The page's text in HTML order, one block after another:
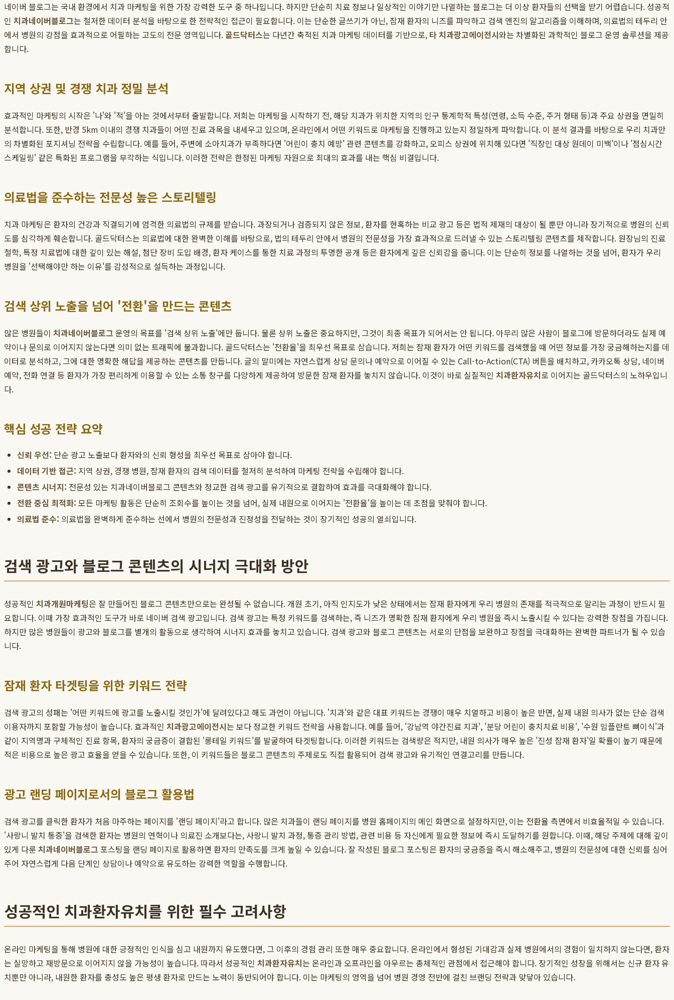
네이버 블로그는 국내 환경에서 치과 마케팅을 위한 가장 강력한 도구 중 하나입니다. 하지만 단순히 치료 정보나 일상적인 이야기만 나열하는 블로그는 더 이상 환자들의 선택을 받기 어렵습니다. 성공적
인 치과네이버블로그는 철저한 데이터 분석을 바탕으로 한 전략적인 접근이 필요합니다. 이는 단순한 글쓰기가 아닌, 잠재 환자의 니즈를 파악하고 검색 엔진의 알고리즘을 이해하며, 의료법의 테두리 안
에서 병원의 강점을 효과적으로 어필하는 고도의 전문 영역입니다. 골드닥터스는 다년간 축적된 치과 마케팅 데이터를 기반으로, 타치과광고에이전시와는 차별화된 과학적인 블로그 운영 솔루션을 제공
합니다.
지역 상권 및 경쟁 치과 정밀 분석
효과적인 마케팅의 시작은 '나'와 '적'을 아는 것에서부터 출발합니다. 저희는 마케팅을 시작하기 전, 해당 치과가 위치한 지역의 인구 통계학적 특성(연령, 소득 수준, 주거 형태 등)과 주요 상권을 면밀히
분석합니다. 또한, 반경 5km 이내의 경쟁 치과들이 어떤 진료 과목을 내세우고 있으며, 온라인에서 어떤 키워드로 마케팅을 진행하고 있는지 정밀하게 파악합니다. 이 분석 결과를 바탕으로 우리 치과만
의 차별화된 포지셔닝 전략을 수립합니다. 예를 들어, 주변에 소아치과가 부족하다면 '어린이 충치 예방' 관련 콘텐츠를 강화하고, 오피스 상권에 위치해 있다면 '직장인 대상 원데이 미백'이나 '점심시간
스케일링' 같은 특화된 프로그램을 부각하는 식입니다. 이러한 전략은 한정된 마케팅 자원으로 최대의 효과를 내는 핵심 비결입니다.
의료법을 준수하는 전문성 높은 스토리텔링
치과 마케팅은 환자의 건강과 직결되기에 엄격한 의료법의 규제를 받습니다. 과장되거나 검증되지 않은 정보, 환자를 현혹하는 비교 광고 등은 법적 제재의 대상이 될 뿐만 아니라 장기적으로 병원의 신뢰
도를 심각하게 훼손합니다. 골드닥터스는 의료법에 대한 완벽한 이해를 바탕으로, 법의 테두리 안에서 병원의 전문성을 가장 효과적으로 드러낼 수 있는 스토리텔링 콘텐츠를 제작합니다. 원장님의 진료
철학, 특정 치료법에 대한 깊이 있는 해설, 첨단 장비 도입 배경, 환자 케이스를 통한 치료 과정의 투명한 공개 등은 환자에게 깊은 신뢰감을 줍니다. 이는 단순히 정보를 나열하는 것을 넘어, 환자가 우리
병원을 '선택해야만 하는 이유'를 감성적으로 설득하는 과정입니다.
검색 상위 노출을 넘어 '전환'을 만드는 콘텐츠
많은 병원들이 치과네이버블로그 운영의 목표를 '검색 상위 노출'에만 둡니다. 물론 상위 노출은 중요하지만, 그것이 최종 목표가 되어서는 안 됩니다. 아무리 많은 사람이 블로그에 방문하더라도 실제 예
약이나 문의로 이어지지 않는다면 의미 없는 트래픽에 불과합니다. 골드닥터스는 '전환율'을 최우선 목표로 삼습니다. 저희는 잠재 환자가 어떤 키워드를 검색했을 때 어떤 정보를 가장 궁금해하는지를 데
이터로 분석하고, 그에 대한 명확한 해답을 제공하는 콘텐츠를 만듭니다. 글의 말미에는 자연스럽게 상담 문의나 예약으로 이어질 수 있는 Call-to-Action(CTA) 버튼을 배치하고, 카카오톡 상담, 네이버
예약, 전화 연결 등 환자가 가장 편리하게 이용할 수 있는 소통 창구를 다양하게 제공하여 방문한 잠재 환자를 놓치지 않습니다. 이것이 바로 실질적인 치과환자유치로 이어지는 골드닥터스의 노하우입니
다.
핵심 성공 전략 요약
신뢰 우선: 단순 광고 노출보다 환자와의 신뢰 형성을 최우선 목표로 삼아야 합니다.
데이터 기반 접근: 지역 상권, 경쟁 병원, 잠재 환자의 검색 데이터를 철저히 분석하여 마케팅 전략을 수립해야 합니다.
콘텐츠 시너지: 전문성 있는 치과네이버블로그 콘텐츠와 정교한 검색 광고를 유기적으로 결합하여 효과를 극대화해야 합니다.
전환 중심 최적화: 모든 마케팅 활동은 단순히 조회수를 높이는 것을 넘어, 실제 내원으로 이어지는 '전환율'을 높이는 데 초점을 맞춰야 합니다.
의료법 준수: 의료법을 완벽하게 준수하는 선에서 병원의 전문성과 진정성을 전달하는 것이 장기적인 성공의 열쇠입니다.
검색 광고와 블로그 콘텐츠의 시너지 극대화 방안
성공적인 치과개원마케팅은 잘 만들어진 블로그 콘텐츠만으로는 완성될 수 없습니다. 개원 초기, 아직 인지도가 낮은 상태에서는 잠재 환자에게 우리 병원의 존재를 적극적으로 알리는 과정이 반드시 필
요합니다. 이때 가장 효과적인 도구가 바로 네이버 검색 광고입니다. 검색 광고는 특정 키워드를 검색하는, 즉 니즈가 명확한 잠재 환자에게 우리 병원을 즉시 노출시킬 수 있다는 강력한 장점을 가집니다.
하지만 많은 병원들이 광고와 블로그를 별개의 활동으로 생각하여 시너지 효과를 놓치고 있습니다. 검색 광고와 블로그 콘텐츠는 서로의 단점을 보완하고 장점을 극대화하는 완벽한 파트너가 될 수 있습
니다.
잠재 환자 타겟팅을 위한 키워드 전략
검색 광고의 성패는 '어떤 키워드에 광고를 노출시킬 것인가'에 달려있다고 해도 과언이 아닙니다. '치과'와 같은 대표 키워드는 경쟁이 매우 치열하고 비용이 높은 반면, 실제 내원 의사가 없는 단순 검색
이용자까지 포함할 가능성이 높습니다. 효과적인 치과광고에이전시는 보다 정교한 키워드 전략을 사용합니다. 예를 들어, '강남역 야간진료 치과', '분당 어린이 충치치료 비용', '수원 임플란트 뼈이식'과
같이 지역명과 구체적인 진료 항목, 환자의 궁금증이 결합된 '롱테일 키워드'를 발굴하여 타겟팅합니다. 이러한 키워드는 검색량은 적지만, 내원 의사가 매우 높은 '진성 잠재 환자'일 확률이 높기 때문에
적은 비용으로 높은 광고 효율을 얻을 수 있습니다. 또한, 이 키워드들은 블로그 콘텐츠의 주제로도 직접 활용되어 검색 광고와 유기적인 연결고리를 만듭니다.
광고 랜딩 페이지로서의 블로그 활용법
검색 광고를 클릭한 환자가 처음 마주하는 페이지를 '랜딩 페이지'라고 합니다. 많은 치과들이 랜딩 페이지를 병원 홈페이지의 메인 화면으로 설정하지만, 이는 전환율 측면에서 비효율적일 수 있습니다.
'사랑니 발치 통증'을 검색한 환자는 병원의 연혁이나 의료진 소개보다는, 사랑니 발치 과정, 통증 관리 방법, 관련 비용 등 자신에게 필요한 정보에 즉시 도달하기를 원합니다. 이때, 해당 주제에 대해 깊이
있게 다룬 치과네이버블로그 포스팅을 랜딩 페이지로 활용하면 환자의 만족도를 크게 높일 수 있습니다. 잘 작성된 블로그 포스팅은 환자의 궁금증을 즉시 해소해주고, 병원의 전문성에 대한 신뢰를 심어
주어 자연스럽게 다음 단계인 상담이나 예약으로 유도하는 강력한 역할을 수행합니다.
성공적인 치과환자유치를 위한 필수 고려사항
온라인 마케팅을 통해 병원에 대한 긍정적인 인식을 심고 내원까지 유도했다면, 그 이후의 경험 관리 또한 매우 중요합니다. 온라인에서 형성된 기대감과 실제 병원에서의 경험이 일치하지 않는다면, 환자
는 실망하고 재방문으로 이어지지 않을 가능성이 높습니다. 따라서 성공적인 치과환자유치는 온라인과 오프라인을 아우르는 총체적인 관점에서 접근해야 합니다. 장기적인 성장을 위해서는 신규 환자 유
치뿐만 아니라, 내원한 환자를 충성도 높은 평생 환자로 만드는 노력이 동반되어야 합니다. 이는 마케팅의 영역을 넘어 병원 경영 전반에 걸친 브랜딩 전략과 맞닿아 있습니다.